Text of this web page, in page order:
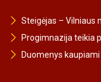
Steigėjas – Vilniaus
Progimnazija teikia
Duomenys